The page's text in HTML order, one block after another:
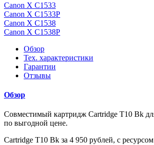
Canon X C1533
Canon X C1533P
Canon X C1538
Canon X C1538P
Обзор
Тех. характеристики
Гарантии
Отзывы
Обзор
Совместимый картридж Cartridge T10 Bk
по выгодной цене.
Cartridge T10 Bk за 4 950 рублей, с